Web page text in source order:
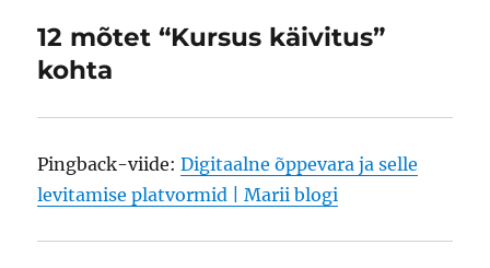
12 mõtet “Kursus käivitus”
kohta
Pingback-viide:Digitaalne õppevara ja selle
levitamise platvormid | Marii blogi